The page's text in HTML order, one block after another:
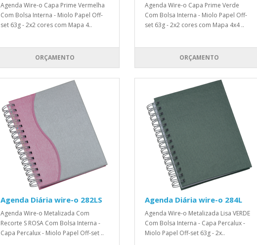
Agenda Wire-o Capa Prime Vermelha
Com Bolsa Interna - Miolo Papel Off-
set 63g - 2x2 cores com Mapa 4..
ORÇAMENTO
Agenda Wire-o Capa Prime Verde
Com Bolsa Interna - Miolo Papel Off-
set 63g - 2x2 cores com Mapa 4x4 ..
ORÇAMENTO
Agenda Diária wire-o 282LS
Agenda Wire-o Metalizada Com
Recorte S ROSA Com Bolsa Interna -
Capa Percalux - Miolo Papel Off-set ..
Agenda Diária wire-o 284L
Agenda Wire-o Metalizada Lisa VERDE
Com Bolsa Interna - Capa Percalux -
Miolo Papel Off-set 63g - 2x..